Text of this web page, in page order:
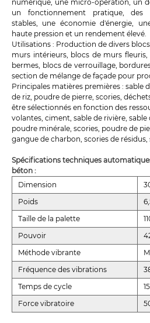
numérique, une micro-opération, un
un fonctionnement pratique, des
stables, une économie d'énergie,
haute pression et un rendement élevé.
Utilisations : Production de divers
murs intérieurs, blocs de murs
bermes, blocs de verrouillage,
section de mélange de façade pour
Principales matières premières : sable
de riz, poudre de pierre, scories,
être sélectionnés en fonction des
volantes, ciment, sable de rivière,
poudre minérale, scories, poudre de
gangue de charbon, scories de
Spécifications techniques
béton :
Dimension
Poids
Taille de la palette
Pouvoir
Méthode vibrante
Fréquence des vibrations
Temps de cycle
Force vibratoire